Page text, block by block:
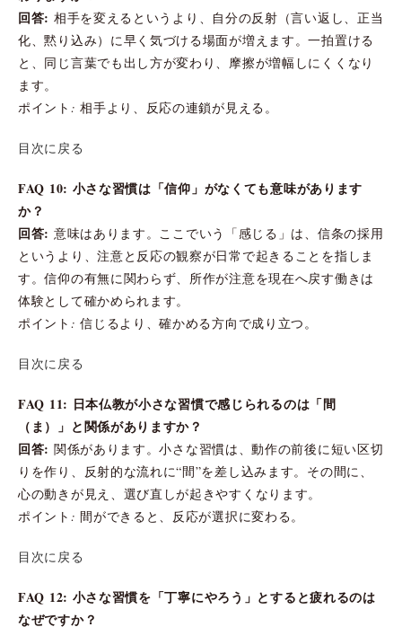
回答: 相手を変えるというより、自分の反射（言い返し、正当
化、黙り込み）に早く気づける場面が増えます。一拍置ける
と、同じ言葉でも出し方が変わり、摩擦が増幅しにくくなり
ます。
ポイント: 相手より、反応の連鎖が見える。
目次に戻る
FAQ 10: 小さな習慣は「信仰」がなくても意味があります
か？
回答: 意味はあります。ここでいう「感じる」は、信条の採用
というより、注意と反応の観察が日常で起きることを指しま
す。信仰の有無に関わらず、所作が注意を現在へ戻す働きは
体験として確かめられます。
ポイント: 信じるより、確かめる方向で成り立つ。
目次に戻る
FAQ 11: 日本仏教が小さな習慣で感じられるのは「間
（ま）」と関係がありますか？
回答: 関係があります。小さな習慣は、動作の前後に短い区切
りを作り、反射的な流れに“間”を差し込みます。その間に、
心の動きが見え、選び直しが起きやすくなります。
ポイント: 間ができると、反応が選択に変わる。
目次に戻る
FAQ 12: 小さな習慣を「丁寧にやろう」とすると疲れるのは
なぜですか？